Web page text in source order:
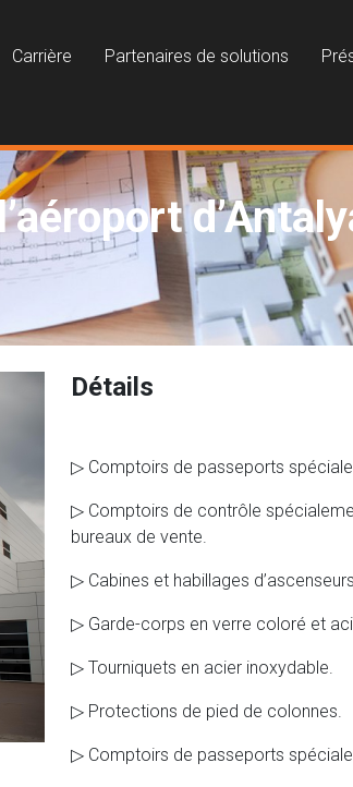
Carrière Partenaires de solutions
Détails
▷ Comptoirs de passeports
▷ Comptoirs de contrôle
bureaux de vente.
▷ Cabines et habillages
▷ Garde-corps en verre coloré et
▷ Tourniquets en acier inoxydable.
▷ Protections de pied de colonnes.
▷ Comptoirs de passeports